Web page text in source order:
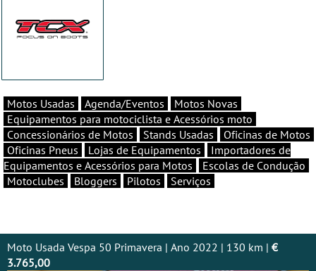
Motos Usadas Agenda/Eventos
Motos Novas
Equipamentos para motociclista e Acessórios moto
Concessionários de Motos
Stands Usadas
Oficinas de Motos
Oficinas Pneus
Lojas de Equipamentos
Importadores de
Equipamentos e Acessórios para Motos
Escolas de Condução
Motoclubes
Bloggers Pilotos Serviços
Moto Usada Vespa 50 Primavera | Ano 2022 | 130 km | €
3.765,00